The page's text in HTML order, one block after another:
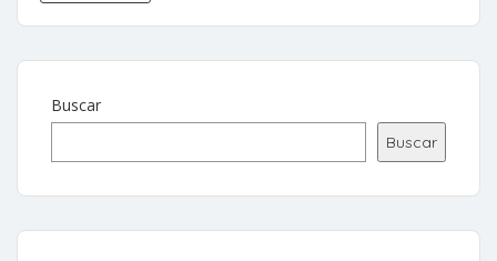
Buscar
Buscar